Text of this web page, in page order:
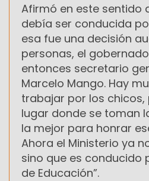
Afirmó en este sentido
debía ser conducida
esa fue una decisión
personas, el
entonces secretario
Marcelo Mango. Hay
trabajar por los chicos,
lugar donde se toman
la mejor para honrar
Ahora el Ministerio ya
sino que es conducido
de Educación”.